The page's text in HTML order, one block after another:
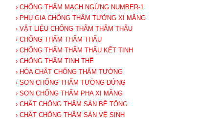
› CHỐNG THẤM MẠCH NGỪNG NUMBER-1
› PHỤ GIA CHỐNG THẤM TƯỜNG XI MĂNG
› VẬT LIỆU CHỐNG THẤM THẨM THẤU
› CHỐNG THẤM THẨM THẤU
› CHỐNG THẤM THẨM THẤU KẾT TINH
› CHỐNG THẤM TINH THỂ
› HÓA CHẤT CHỐNG THẤM TƯỜNG
› SƠN CHỐNG THẤM TƯỜNG ĐỨNG
› SƠN CHỐNG THẤM PHA XI MĂNG
› CHẤT CHỐNG THẤM SÀN BÊ TÔNG
› CHẤT CHỐNG THẤM SÀN VỆ SINH